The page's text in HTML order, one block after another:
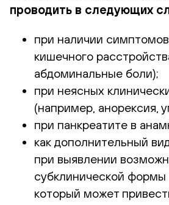
проводить в следующих
при наличии
кишечного
абдоминальные боли);
при неясных
(например, анорексия,
при панкреатите в
как дополнительный
при выявлении
субклинической формы
который может